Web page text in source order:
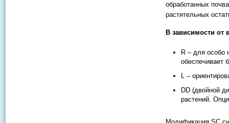
обработанных
растительных
В зависимости от
R – для особо
обеспечивает
L –
DD (двойной
растений.